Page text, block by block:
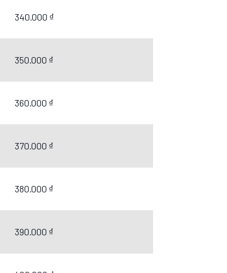
340.000 ₫
350.000 ₫
360.000 ₫
370.000 ₫
380.000 ₫
390.000 ₫